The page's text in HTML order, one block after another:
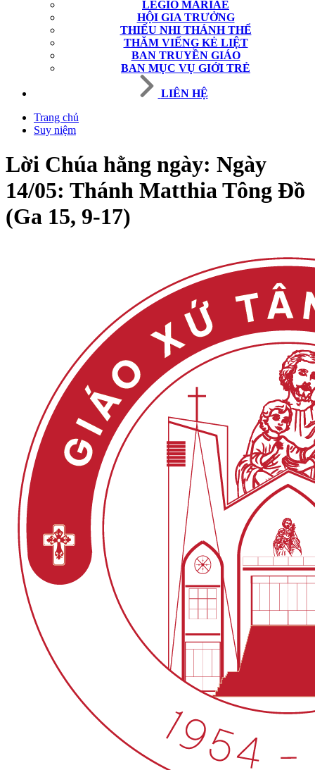
LEGIO MARIAE
HỘI GIA TRƯỞNG
THIẾU NHI THÁNH THỂ
THĂM VIẾNG KẺ LIỆT
BAN TRUYỀN GIÁO
BAN MỤC VỤ GIỚI TRẺ
LIÊN HỆ
Trang chủ
Suy niệm
Lời Chúa hằng ngày: Ngày
14/05: Thánh Matthia Tông Đồ
(Ga 15, 9-17)